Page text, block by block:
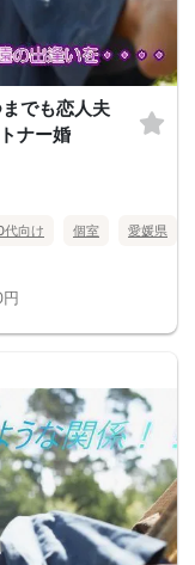
でも恋人夫
ナー婚
代向け 個室 愛媛県